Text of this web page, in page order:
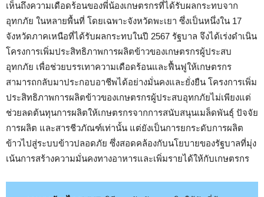
เห็นถึงความเดือดร้อนของพี่น้องเกษตรกรที่ได้รับผลกระทบจาก
อุทกภัย ในหลายพื้นที่ โดยเฉพาะจังหวัดพะเยา ซึ่งเป็นหนึ่งใน 17
จังหวัดภาคเหนือที่ได้รับผลกระทบในปี 2567 รัฐบาล จึงได้เร่งดำเนิน
โครงการเพิ่มประสิทธิภาพการผลิตข้าวของเกษตรกรผู้ประสบ
อุทกภัย เพื่อช่วยบรรเทาความเดือดร้อนและฟื้นฟูให้เกษตรกร
สามารถกลับมาประกอบอาชีพได้อย่างมั่นคงและยั่งยืน โครงการเพิ่ม
ประสิทธิภาพการผลิตข้าวของเกษตรกรผู้ประสบอุทกภัยไม่เพียงแต่
ช่วยลดต้นทุนการผลิตให้เกษตรกรจากการสนับสนุนเมล็ดพันธุ์ ปัจจัย
การผลิต และสารชีวภัณฑ์เท่านั้น แต่ยังเป็นการยกระดับการผลิต
ข้าวไปสู่ระบบข้าวปลอดภัย ซึ่งสอดคล้องกับนโยบายของรัฐบาลที่มุ่ง
เน้นการสร้างความมั่นคงทางอาหารและเพิ่มรายได้ให้กับเกษตรกร